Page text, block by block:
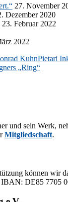
27. No­vem­ber
De­zem­ber 2020
23. Fe­bru­ar 2022
2022
KuhnPietari
„Ring“
und sein Werk,
Mit­glied­schaft.
kön­nen wir
IBAN: DE85